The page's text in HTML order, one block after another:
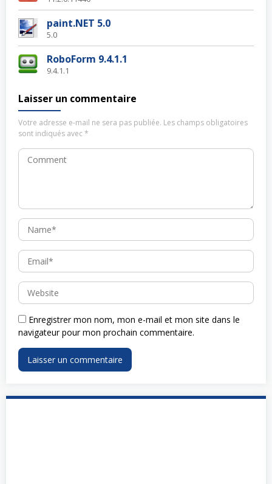
paint.NET 5.0
5.0
RoboForm 9.4.1.1
9.4.1.1
Laisser un commentaire
Votre adresse e-mail ne sera pas publiée. Les champs obligatoires
sont indiqués avec*
Enregistrer mon nom, mon e-mail et mon site dans le
navigateur pour mon prochain commentaire.